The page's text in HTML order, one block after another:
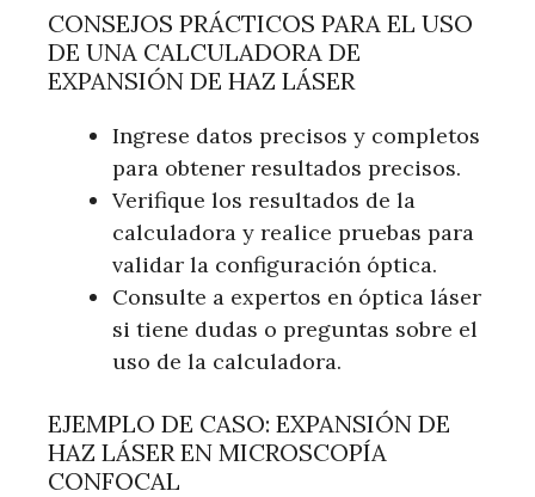
CONSEJOS PRÁCTICOS PARA EL USO
DE UNA CALCULADORA DE
EXPANSIÓN DE HAZ LÁSER
Ingrese datos precisos y completos
para obtener resultados precisos.
Verifique los resultados de la
calculadora y realice pruebas para
validar la configuración óptica.
Consulte a expertos en óptica láser
si tiene dudas o preguntas sobre el
uso de la calculadora.
EJEMPLO DE CASO: EXPANSIÓN DE
HAZ LÁSER EN MICROSCOPÍA
CONFOCAL